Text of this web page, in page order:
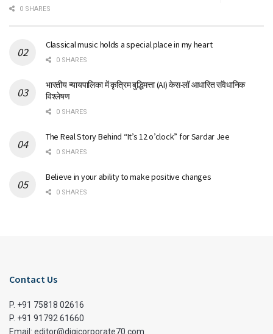
0 SHARES
Classical music holds a special place in my heart
0 SHARES
भारतीय न्यायपालिका में कृत्रिम बुद्धिमत्ता (AI) केस-लॉ आधारित संवैधानिक
विश्लेषण
0 SHARES
The Real Story Behind “It’s 12 o’clock” for Sardar Jee
0 SHARES
Believe in your ability to make positive changes
0 SHARES
Contact Us
P. +91 75818 02616
P. +91 91792 61660
Email: editor@digicorporate70.com